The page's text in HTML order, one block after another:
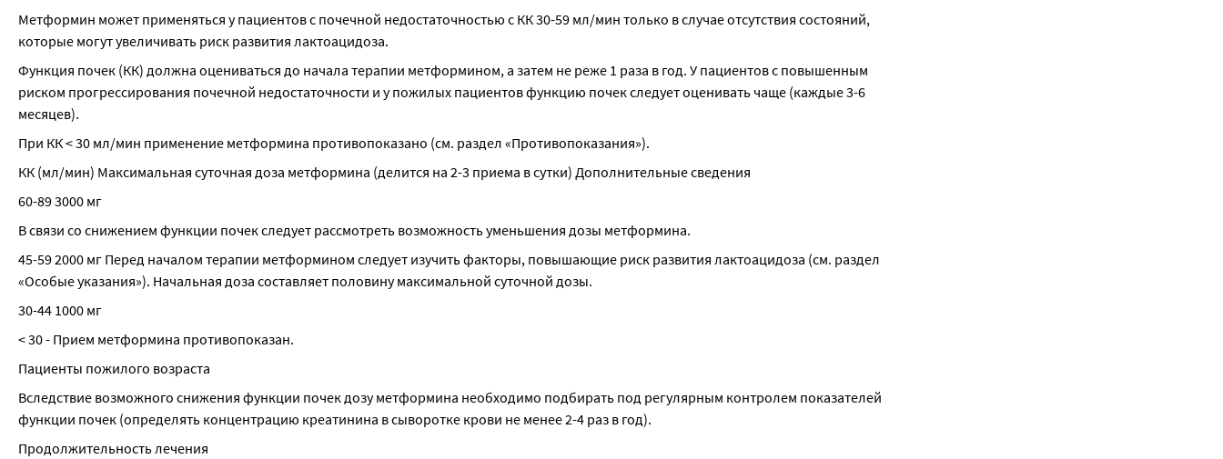
Метформин может применяться у пациентов с почечной недостаточностью с КК 30-59 мл/мин только в случае отсутствия состояний,
которые могут увеличивать риск развития лактоацидоза.
Функция почек (КК) должна оцениваться до начала терапии метформином, а затем не реже 1 раза в год. У пациентов с повышенным
риском прогрессирования почечной недостаточности и у пожилых пациентов функцию почек следует оценивать чаще (каждые 3-6
месяцев).
При КК < 30 мл/мин применение метформина противопоказано (см. раздел «Противопоказания»).
КК (мл/мин) Максимальная суточная доза метформина (делится на 2-3 приема в сутки) Дополнительные сведения
60-89 3000 мг
В связи со снижением функции почек следует рассмотреть возможность уменьшения дозы метформина.
45-59 2000 мг Перед началом терапии метформином следует изучить факторы, повышающие риск развития лактоацидоза (см. раздел
«Особые указания»). Начальная доза составляет половину максимальной суточной дозы.
30-44 1000 мг
< 30 - Прием метформина противопоказан.
Пациенты пожилого возраста
Вследствие возможного снижения функции почек дозу метформина необходимо подбирать под регулярным контролем показателей
функции почек (определять концентрацию креатинина в сыворотке крови не менее 2-4 раз в год).
Продолжительность лечения